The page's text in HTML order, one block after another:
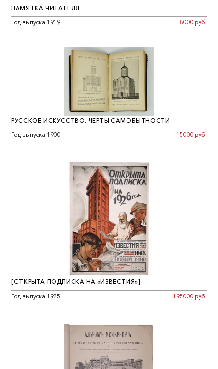
ПАМЯТКА ЧИТАТЕЛЯ
Год выпуска 1919
8000 руб.
РУССКОЕ ИСКУССТВО. ЧЕРТЫ САМОБЫТНОСТИ
Год выпуска 1900
15000 руб.
[ОТКРЫТА ПОДПИСКА НА «ИЗВЕСТИЯ»]
Год выпуска 1925
195000 руб.